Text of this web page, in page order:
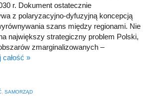
r. Dokument ostatecznie
z polaryzacyjno-dyfuzyjną koncepcją
szans między regionami. Nie
największy strategiczny problem Polski,
zmarginalizowanych –
całość »
, SAMORZĄD